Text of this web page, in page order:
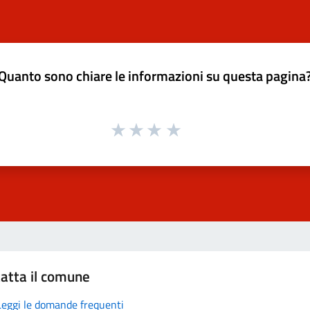
sono chiare le informazioni su questa
il comune
le domande frequenti